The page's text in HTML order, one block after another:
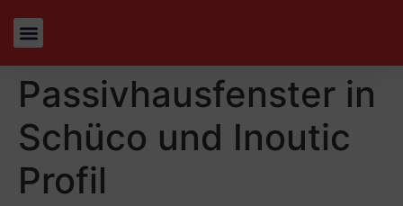
Passivhausfenster in
Schüco und Inoutic
Profil